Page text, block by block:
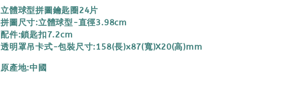
立體球型拼圖鑰匙圈24片
拼圖尺寸:立體球型-直徑3.98cm
配件:鎖匙扣7.2cm
透明罩吊卡式-包裝尺寸:158(長)x87(寬)X20(高)mm
原產地:中國